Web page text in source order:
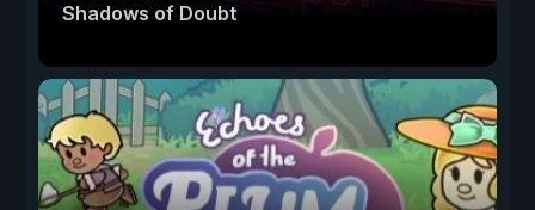
Shadows of Doubt